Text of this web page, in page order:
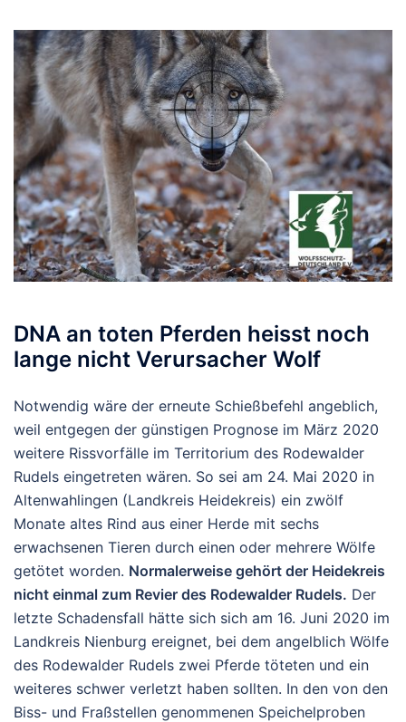
DNA an toten Pferden heisst noch
lange nicht Verursacher Wolf
Notwendig wäre der erneute Schießbefehl angeblich,
weil entgegen der günstigen Prognose im März 2020
weitere Rissvorfälle im Territorium des Rodewalder
Rudels eingetreten wären. So sei am 24. Mai 2020 in
Altenwahlingen (Landkreis Heidekreis) ein zwölf
Monate altes Rind aus einer Herde mit sechs
erwachsenen Tieren durch einen oder mehrere Wölfe
getötet worden. Normalerweise gehört der Heidekreis
nicht einmal zum Revier des Rodewalder Rudels. Der
letzte Schadensfall hätte sich sich am 16. Juni 2020 im
Landkreis Nienburg ereignet, bei dem angelblich Wölfe
des Rodewalder Rudels zwei Pferde töteten und ein
weiteres schwer verletzt haben sollten. In den von den
Biss- und Fraßstellen genommenen Speichelproben